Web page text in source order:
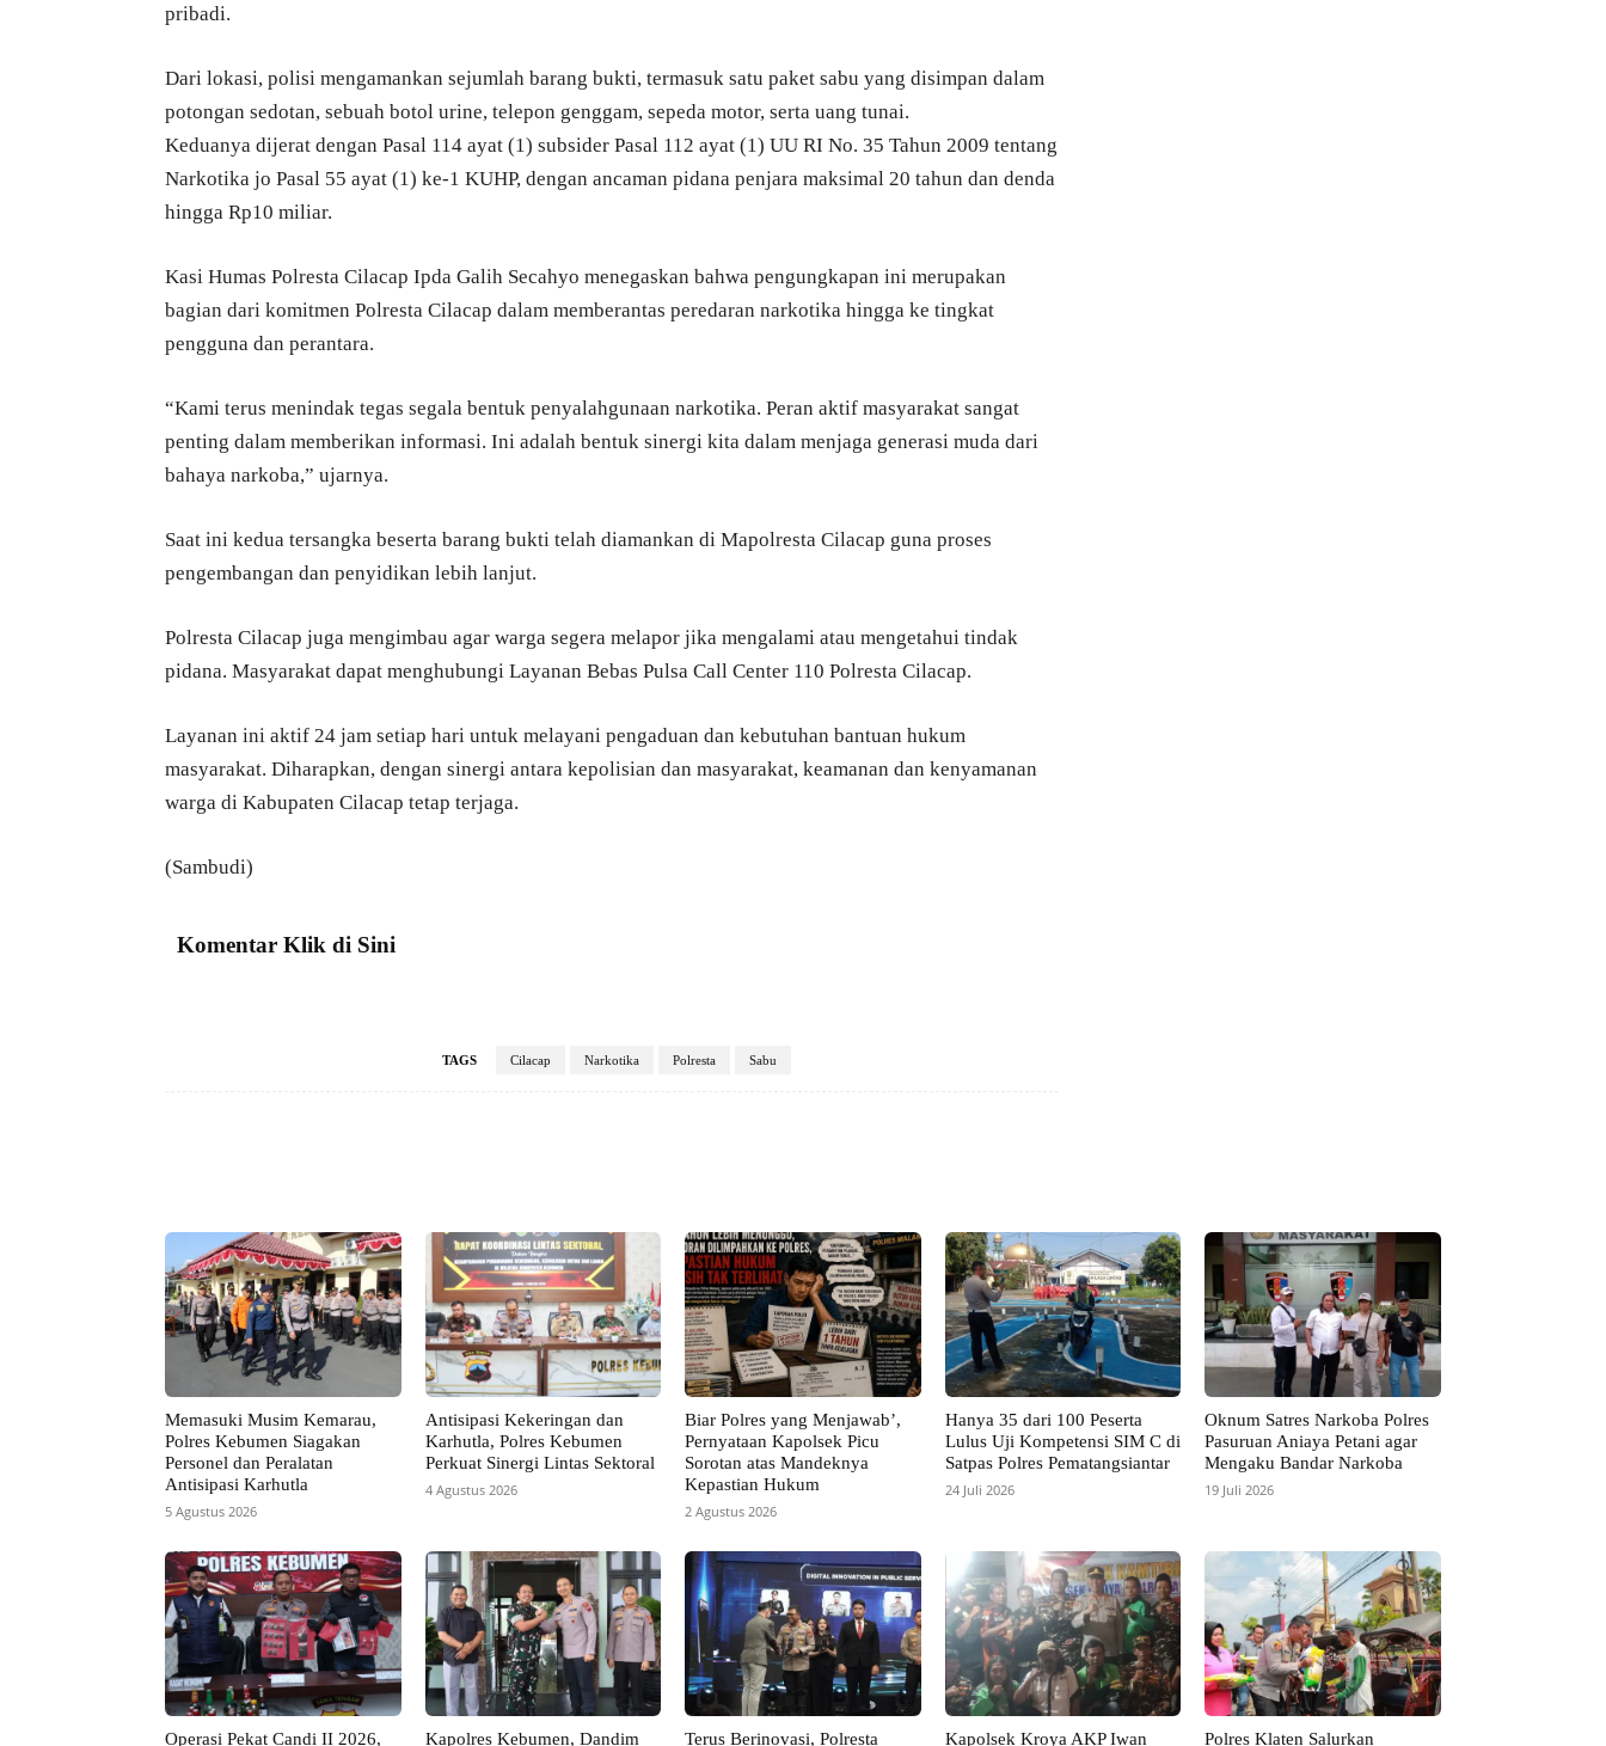
pribadi.
Dari lokasi, polisi mengamankan sejumlah barang bukti, termasuk satu paket sabu yang disimpan dalam
potongan sedotan, sebuah botol urine, telepon genggam, sepeda motor, serta uang tunai.
Keduanya dijerat dengan Pasal 114 ayat (1) subsider Pasal 112 ayat (1) UU RI No. 35 Tahun 2009 tentang
Narkotika jo Pasal 55 ayat (1) ke-1 KUHP, dengan ancaman pidana penjara maksimal 20 tahun dan denda
hingga Rp10 miliar.
Kasi Humas Polresta Cilacap Ipda Galih Secahyo menegaskan bahwa pengungkapan ini merupakan
bagian dari komitmen Polresta Cilacap dalam memberantas peredaran narkotika hingga ke tingkat
pengguna dan perantara.
“Kami terus menindak tegas segala bentuk penyalahgunaan narkotika. Peran aktif masyarakat sangat
penting dalam memberikan informasi. Ini adalah bentuk sinergi kita dalam menjaga generasi muda dari
bahaya narkoba,” ujarnya.
Saat ini kedua tersangka beserta barang bukti telah diamankan di Mapolresta Cilacap guna proses
pengembangan dan penyidikan lebih lanjut.
Polresta Cilacap juga mengimbau agar warga segera melapor jika mengalami atau mengetahui tindak
pidana. Masyarakat dapat menghubungi Layanan Bebas Pulsa Call Center 110 Polresta Cilacap.
Layanan ini aktif 24 jam setiap hari untuk melayani pengaduan dan kebutuhan bantuan hukum
masyarakat. Diharapkan, dengan sinergi antara kepolisian dan masyarakat, keamanan dan kenyamanan
warga di Kabupaten Cilacap tetap terjaga.
(Sambudi)
Komentar Klik di Sini
TAGS Cilacap Narkotika Polresta Sabu
Memasuki Musim Kemarau,
Polres Kebumen Siagakan
Personel dan Peralatan
Antisipasi Karhutla
5 Agustus 2026
Antisipasi Kekeringan dan
Karhutla, Polres Kebumen
Perkuat Sinergi Lintas Sektoral
4 Agustus 2026
Biar Polres yang Menjawab’,
Pernyataan Kapolsek Picu
Sorotan atas Mandeknya
Kepastian Hukum
2 Agustus 2026
Hanya 35 dari 100 Peserta
Lulus Uji Kompetensi SIM C di
Satpas Polres Pematangsiantar
24 Juli 2026
Oknum Satres Narkoba Polres
Pasuruan Aniaya Petani agar
Mengaku Bandar Narkoba
19 Juli 2026
Operasi Pekat Candi II 2026, Kapolres Kebumen, Dandim Terus Berinovasi, Polresta Kapolsek Kroya AKP Iwan Polres Klaten Salurkan